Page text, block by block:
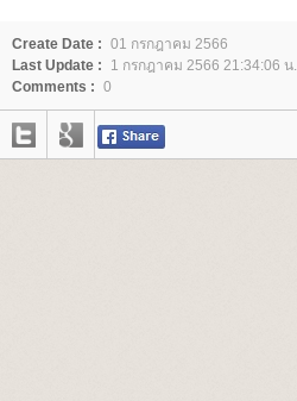
Create Date : 01 กรกฎาคม 2566
Last Update :
1 กรกฎาคม 2566 21:34:06 น.
Comments : 0